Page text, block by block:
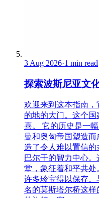
3 Aug 2026·1 min read
探索波斯尼亚文
欢迎来到这本指南
的地的大门。这个
喜。 它的历史是一
曼和奥匈帝国塑造
造了令人难以置信
巴尔干的智力中心
堂，象征着和平共处
许多珍宝得以保存
名的莫斯塔尔桥这